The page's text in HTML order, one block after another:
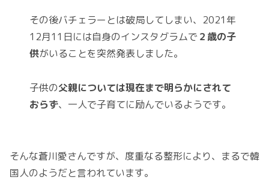
その後バチェラーとは破局してしまい、2021年
12月11日には自身のインスタグラムで ２歳の子
供がいることを突然発表しました。
子供の父親については現在まで明らかにされて
おらず、一人で子育てに励んでいるようです。
そんな蒼川愛さんですが、度重なる整形により、まるで韓
国人のようだと言われています。